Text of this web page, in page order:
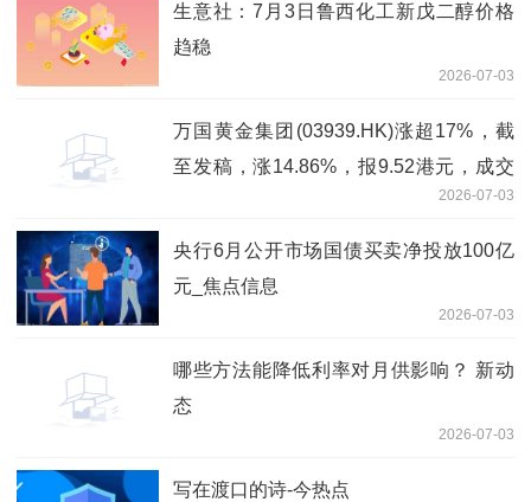
生意社：7月3日鲁西化工新戊二醇价格
趋稳
2026-07-03
万国黄金集团(03939.HK)涨超17%，截
至发稿，涨14.86%，报9.52港元，成交
2026-07-03
央行6月公开市场国债买卖净投放100亿
元_焦点信息
2026-07-03
哪些方法能降低利率对月供影响？ 新动
态
2026-07-03
写在渡口的诗-今热点